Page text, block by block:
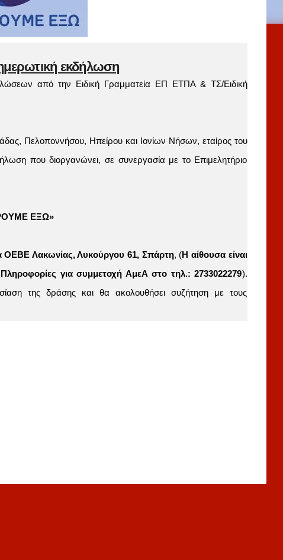
εκδήλωση
από την Ειδική Γραμματεία ΕΠ ΕΤΠΑ & ΤΣ/Ειδική
Πελοποννήσου, Ηπείρου και Ιονίων Νήσων, εταίρος του
που διοργανώνει, σε συνεργασία με το Επιμελητήριο
ΕΞΩ»
ΟΕΒΕ Λακωνίας, Λυκούργου 61, Σπάρτη, (Η αίθουσα είναι
για συμμετοχή ΑμεΑ στο τηλ.: 2733022279).
της δράσης και θα ακολουθήσει συζήτηση με τους